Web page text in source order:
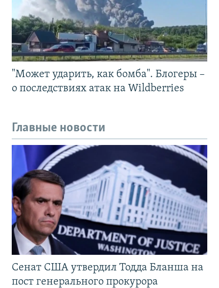
"Может ударить, как бомба". Блогеры –
о последствиях атак на Wildberries
Главные новости
Сенат США утвердил Тодда Бланша на
пост генерального прокурора